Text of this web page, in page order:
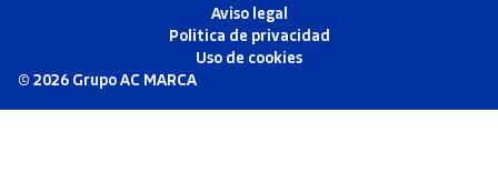
Aviso legal
Politica de privacidad
Uso de cookies
© 2026 Grupo AC MARCA